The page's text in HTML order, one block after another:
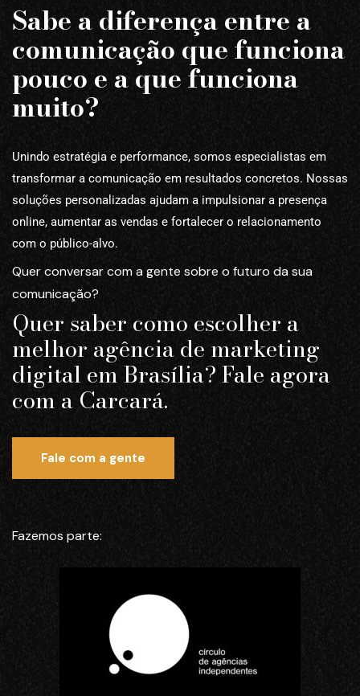
Sabe a diferença entre a
comunicação que funciona
pouco e a que funciona
muito?
Unindo estratégia e performance, somos especialistas em
transformar a comunicação em resultados concretos. Nossas
soluções personalizadas ajudam a impulsionar a presença
online, aumentar as vendas e fortalecer o relacionamento
com o público-alvo.
Quer conversar com a gente sobre o futuro da sua
comunicação?
Quer saber como escolher a
melhor agência de marketing
digital em Brasília? Fale agora
com a Carcará.
Fale com a gente
Fazemos parte: